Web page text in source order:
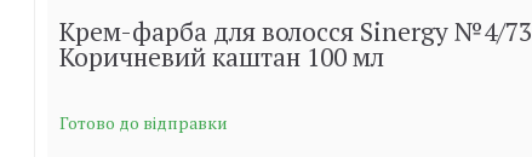
Крем-фарба для волосся Sinergy №4/73
Коричневий каштан 100 мл
Готово до відправки